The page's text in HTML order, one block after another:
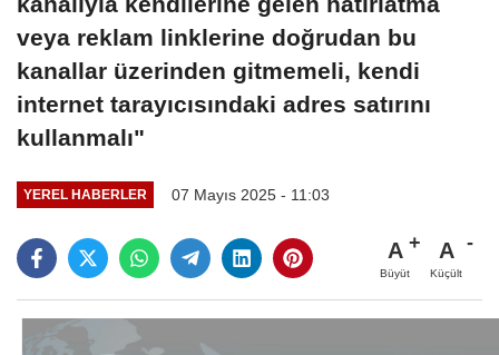
veya reklam linklerine doğrudan bu
kanallar üzerinden gitmemeli, kendi
internet tarayıcısındaki adres satırını
kullanmalı"
YEREL HABERLER 07 Mayıs 2025 - 11:03
A
Büyüt
A
Küçült